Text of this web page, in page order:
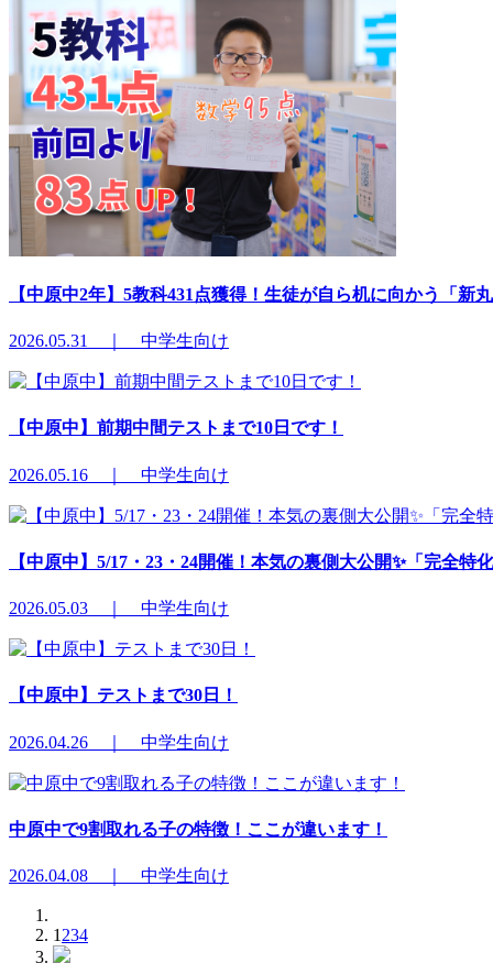
【中原中2年】5教科431点獲得！生徒が自ら机に向かう「新
2026.05.31 ｜ 中学生向け
【中原中】前期中間テストまで10日です！
2026.05.16 ｜ 中学生向け
【中原中】5/17・23・24開催！本気の裏側大公開✨「完全特
2026.05.03 ｜ 中学生向け
【中原中】テストまで30日！
2026.04.26 ｜ 中学生向け
中原中で9割取れる子の特徴！ここが違います！
2026.04.08 ｜ 中学生向け
1 234